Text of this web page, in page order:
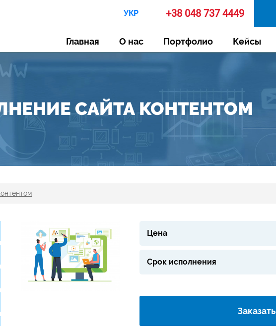
УКР +38 048 737 4449
Главная О нас Портфолио Кейсы
САЙТА КОНТЕНТОМ
Цена
Срок исполнения
Заказать